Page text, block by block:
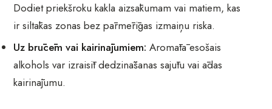
Dodiet priekšroku kakla aizsākumam vai matiem, kas
ir siltākas zonas bez pārmērīgas izmaiņu riska.
Uz brūcēm vai kairinājumiem: Aromātā esošais
alkohols var izraisīt dedzināšanas sajūtu vai ādas
kairinājumu.